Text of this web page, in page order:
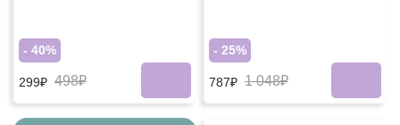
- 40%
299₽ 498₽
- 25%
787₽ 1 048₽